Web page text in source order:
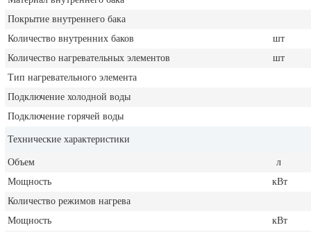
Покрытие внутреннего бака
Количество внутренних баков
шт
Количество нагревательных элементов
шт
Тип нагревательного элемента
Подключение холодной воды
Подключение горячей воды
Технические характеристики
Объем
л
Мощность
кВт
Количество режимов нагрева
Мощность
кВт